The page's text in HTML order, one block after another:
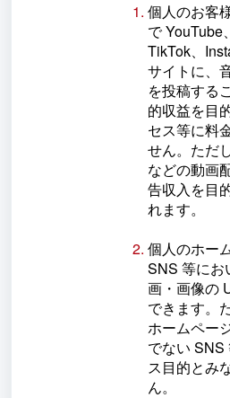
個人のお客
で YouTube
TikTok、
サイトに、
を投稿する
的収益を目
セス等に料
せん。ただ
などの動画
告収入を目
れます。
個人のホー
SNS 等にお
画・画像の
できます。
ホームペー
でない SNS
ス目的とみ
ん。